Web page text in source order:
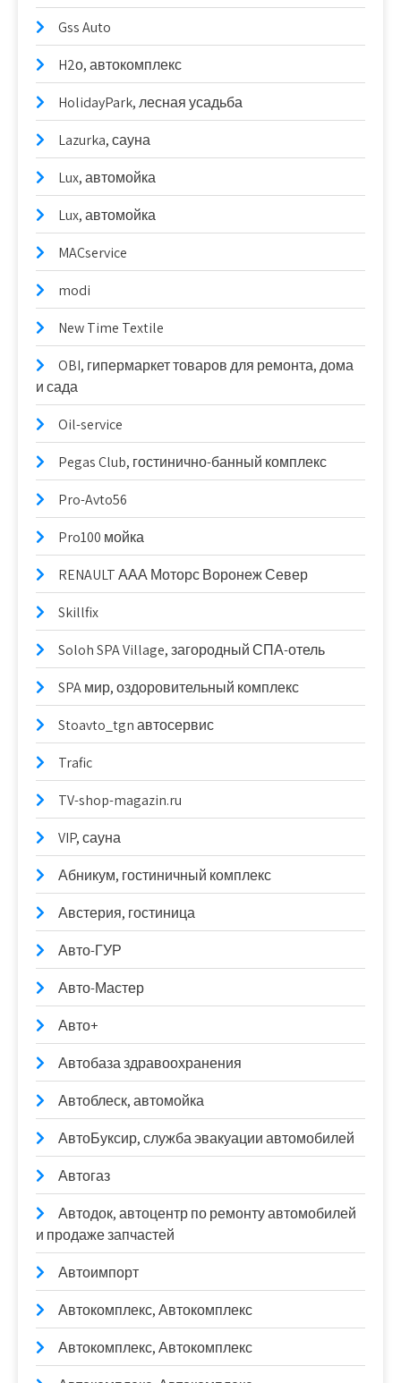
Gss Auto
H2о, автокомплекс
HolidayPark, лесная усадьба
Lazurka, сауна
Lux, автомойка
Lux, автомойка
MACservice
modi
New Time Textile
OBI, гипермаркет товаров для ремонта, дома
и сада
Oil-service
Pegas Club, гостинично-банный комплекс
Pro-Avto56
Pro100 мойка
RENAULT ААА Моторс Воронеж Север
Skillfix
Soloh SPA Village, загородный СПА-отель
SPA мир, оздоровительный комплекс
Stoavto_tgn автосервис
Trafic
TV-shop-magazin.ru
VIP, сауна
Абникум, гостиничный комплекс
Австерия, гостиница
Авто-ГУР
Авто-Мастер
Авто+
Автобаза здравоохранения
Автоблеск, автомойка
АвтоБуксир, служба эвакуации автомобилей
Автогаз
Автодок, автоцентр по ремонту автомобилей
и продаже запчастей
Автоимпорт
Автокомплекс, Автокомплекс
Автокомплекс, Автокомплекс